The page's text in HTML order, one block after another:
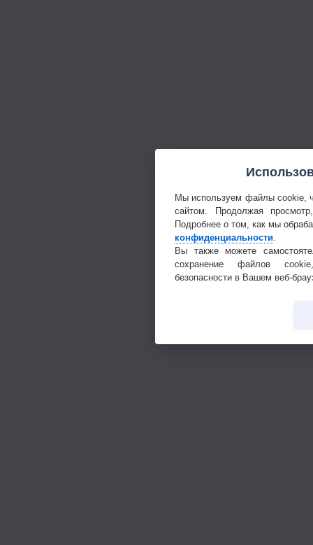
Мы используем файлы cookie,
сайтом. Продолжая
Подробнее о том, как мы
конфиденциальности
Вы также можете
сохранение файлов
безопасности в Вашем веб-